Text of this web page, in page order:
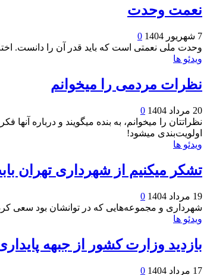
نعمت وحدت
7 شهریور 1404
0
وحدت ملی نعمتی است که باید قدر آن را دانست.
ویدئو ها
نظرات مردمی را میخوانم
20 مرداد 1404
0
نظراتتان را میخوانم، به بنده میگویند و درباره
اولویت‌بندی میشود!
ویدئو ها
تشکر میکنیم از شهرداری تهران
19 مرداد 1404
0
شهرداری و مجموعه‌هایی که در توانشان بود سعی
ویدئو ها
بازدید وزارت کشور از جبهه
17 مرداد 1404
0